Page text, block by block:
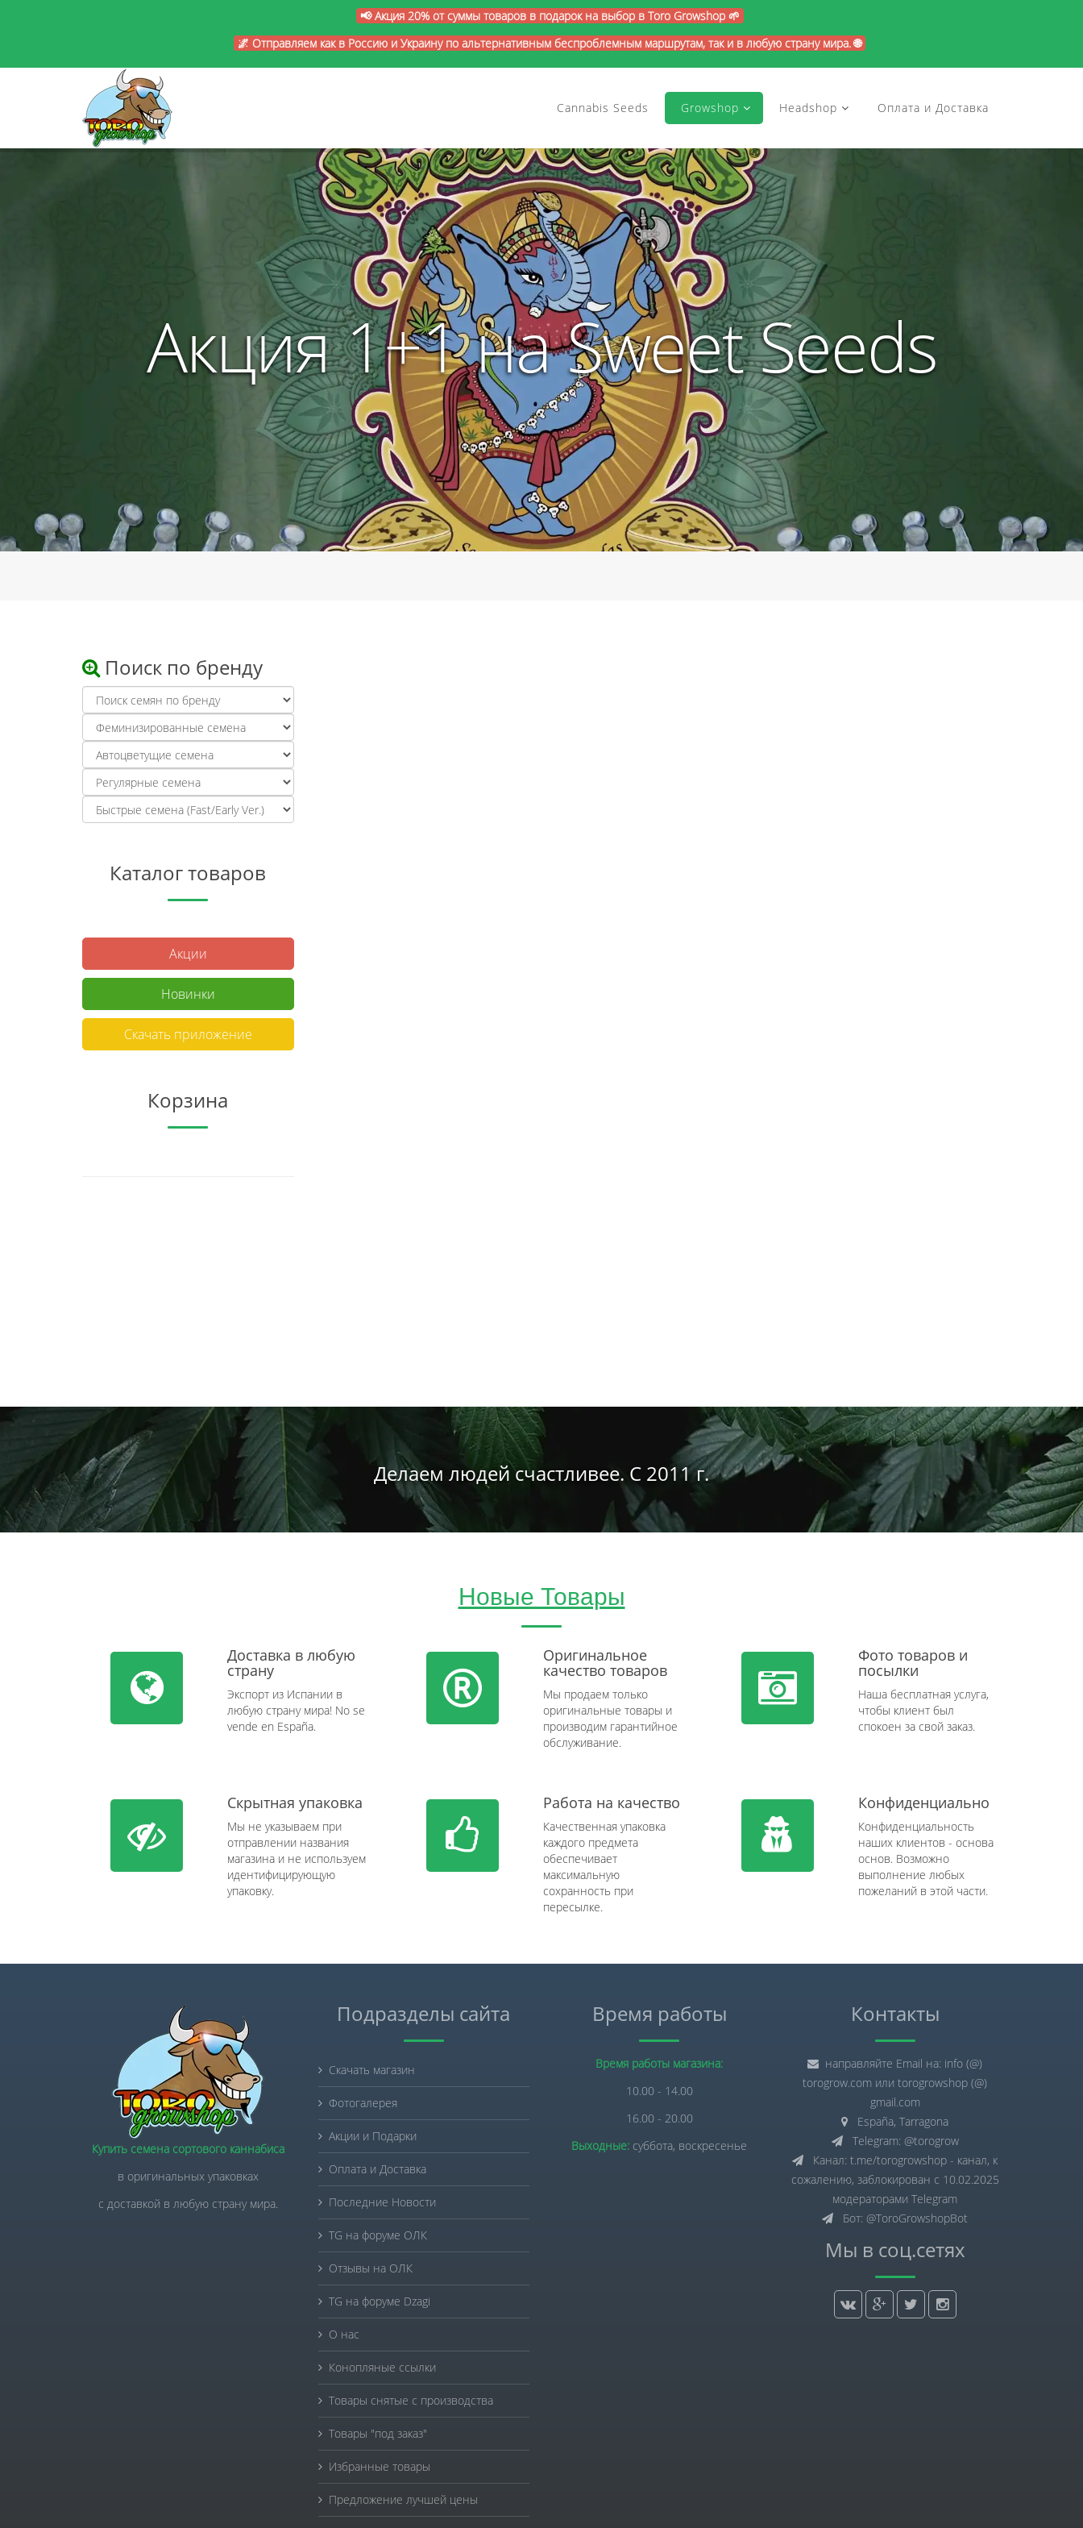
📢 Акция 20% от суммы товаров в подарок на выбор в Toro Growshop 🌱
🌌 Отправляем как в Россию и Украину по альтернативным беспроблемным маршрутам, так и в любую страну мира. 🌐
Cannabis Seeds Growshop Headshop Оплата и Доставка
Акция 1+1 на Sweet Seeds
Поиск по бренду
Каталог товаров
Акции
Новинки
Скачать приложение
Корзина
Делаем людей счастливее. С 2011 г.
Новые Товары
Доставка в любую
страну
Экспорт из Испании в
любую страну мира! No se
vende en España.
Оригинальное
качество товаров
Мы продаем только
оригинальные товары и
производим гарантийное
обслуживание.
Фото товаров и
посылки
Наша бесплатная услуга,
чтобы клиент был
спокоен за свой заказ.
Скрытная упаковка
Мы не указываем при
отправлении названия
магазина и не используем
идентифицирующую
упаковку.
Работа на качество
Качественная упаковка
каждого предмета
обеспечивает
максимальную
сохранность при
пересылке.
Конфиденциально
Конфиденциальность
наших клиентов - основа
основ. Возможно
выполнение любых
пожеланий в этой части.
Купить семена сортового каннабиса
в оригинальных упаковках
с доставкой в любую страну мира.
Подразделы сайта
Скачать магазин
Фотогалерея
Акции и Подарки
Оплата и Доставка
Последние Новости
TG на форуме ОЛК
Отзывы на ОЛК
TG на форуме Dzagi
О нас
Конопляные ссылки
Товары снятые с производства
Товары "под заказ"
Избранные товары
Предложение лучшей цены
Время работы
Время работы магазина:
10.00 - 14.00
16.00 - 20.00
Выходные: суббота, воскресенье
Контакты
направляйте Email на: info (@)
torogrow.com или torogrowshop (@)
gmail.com
España, Tarragona
Telegram: @torogrow
Канал: t.me/torogrowshop - канал, к
сожалению, заблокирован с 10.02.2025
модераторами Telegram
Бот: @ToroGrowshopBot
Мы в соц.сетях